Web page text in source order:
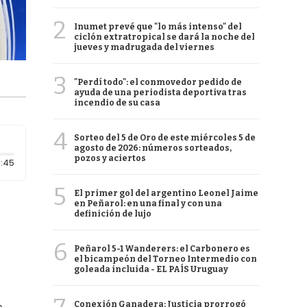
Duración: 45 segundos
2
Inumet prevé que "lo más intenso" del
ciclón extratropical se dará la noche del
jueves y madrugada del viernes
3
"Perdí todo": el conmovedor pedido de
ayuda de una periodista deportiva tras
incendio de su casa
4
Sorteo del 5 de Oro de este miércoles 5 de
agosto de 2026: números sorteados,
pozos y aciertos
5
El primer gol del argentino Leonel Jaime
en Peñarol: en una final y con una
definición de lujo
6
Peñarol 5-1 Wanderers: el Carbonero es
el bicampeón del Torneo Intermedio con
goleada incluida - EL PAÍS Uruguay
Conexión Ganadera: Justicia prorrogó